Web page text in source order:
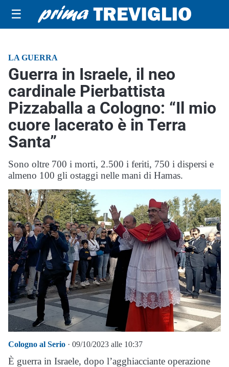
☰
LA GUERRA
Guerra in Israele, il neo
cardinale Pierbattista
Pizzaballa a Cologno: “Il mio
cuore lacerato è in Terra
Santa”
Sono oltre 700 i morti, 2.500 i feriti, 750 i dispersi e
almeno 100 gli ostaggi nelle mani di Hamas.
Cologno al Serio · 09/10/2023 alle 10:37
È guerra in Israele, dopo l’agghiacciante operazione